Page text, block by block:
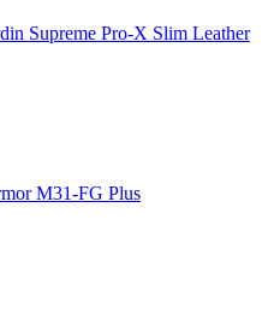
Supreme Pro-X Slim Leather
M31-FG Plus